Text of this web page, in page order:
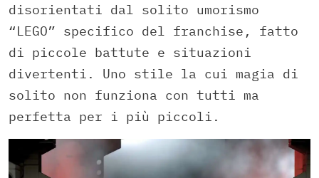
disorientati dal solito umorismo
“LEGO” specifico del franchise, fatto
di piccole battute e situazioni
divertenti. Uno stile la cui magia di
solito non funziona con tutti ma
perfetta per i più piccoli.